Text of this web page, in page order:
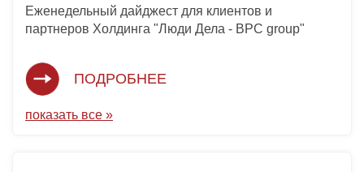
Еженедельный дайджест для клиентов и
партнеров Холдинга "Люди Дела - BPC group"
ПОДРОБНЕЕ
показать все »